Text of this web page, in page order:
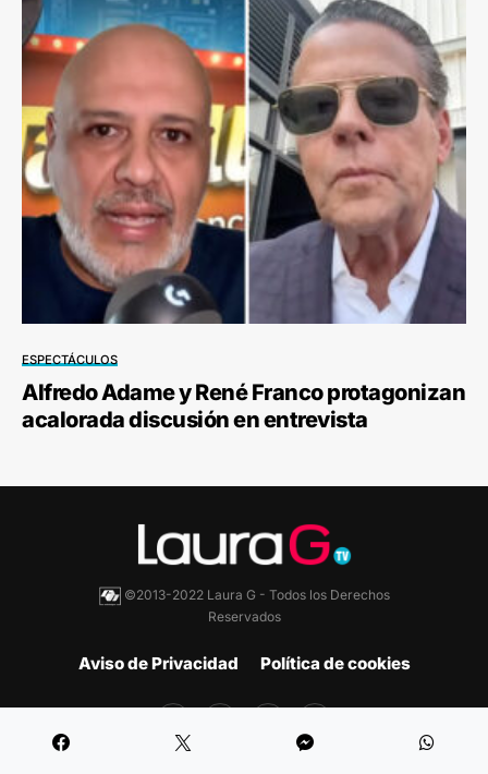
ESPECTÁCULOS
Alfredo Adame y René Franco protagonizan
acalorada discusión en entrevista
©2013-2022 Laura G - Todos los Derechos
Reservados
Aviso de Privacidad Política de cookies